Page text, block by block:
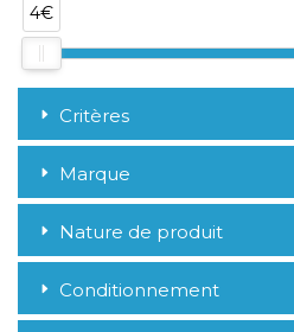
4€
Critères
Marque
Nature de produit
Conditionnement